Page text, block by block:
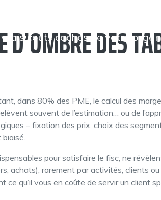
D’OMBRE DES
dans 80% des PME, le calcul des
souvent de l’estimation… ou de
– fixation des prix, choix des
pour satisfaire le fisc, ne
achats), rarement par activités, clients
qu’il vous en coûte de servir un client